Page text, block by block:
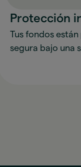
Protección
Tus fondos
segura bajo una